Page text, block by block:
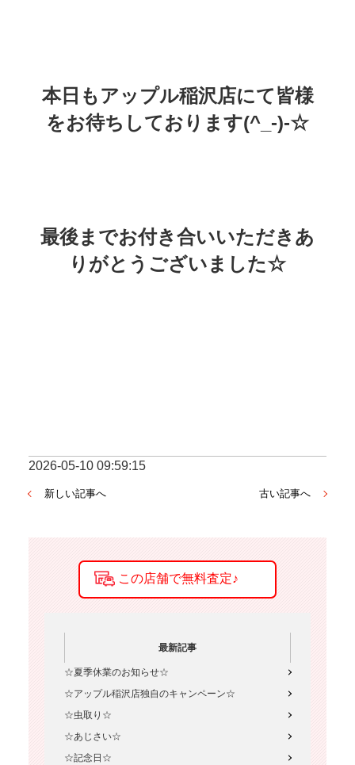
本日もアップル稲沢店にて皆様
をお待ちしております(^_-)-☆
最後までお付き合いいただきあ
りがとうございました☆
2026-05-10 09:59:15
新しい記事へ 古い記事へ
最新記事
☆夏季休業のお知らせ☆
☆アップル稲沢店独自のキャンペーン☆
☆虫取り☆
☆あじさい☆
☆記念日☆